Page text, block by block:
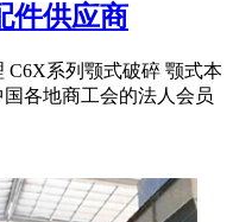
件供应商
C6X系列颚式破碎 颚式本
各地商工会的法人会员